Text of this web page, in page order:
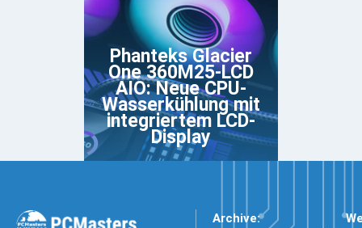
Phanteks Glacier
One 360M25-LCD
AIO: Neue CPU-
Wasserkühlung mit
integriertem LCD-
Display
Archive: